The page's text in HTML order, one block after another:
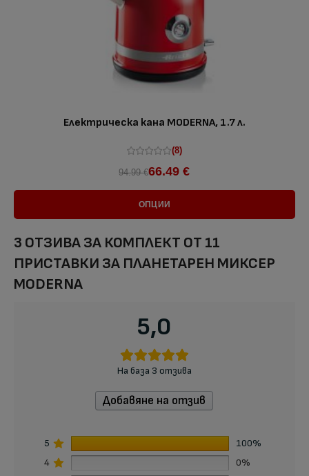
Електрическа кана MODERNA, 1.7 л.
(8)
94.99 €66.49 €
ОПЦИИ
3 ОТЗИВА ЗА КОМПЛЕКТ ОТ 11
ПРИСТАВКИ ЗА ПЛАНЕТАРЕН МИКСЕР
MODERNA
5,0
На база 3 отзива
Добавяне на отзив
5
100%
4
0%